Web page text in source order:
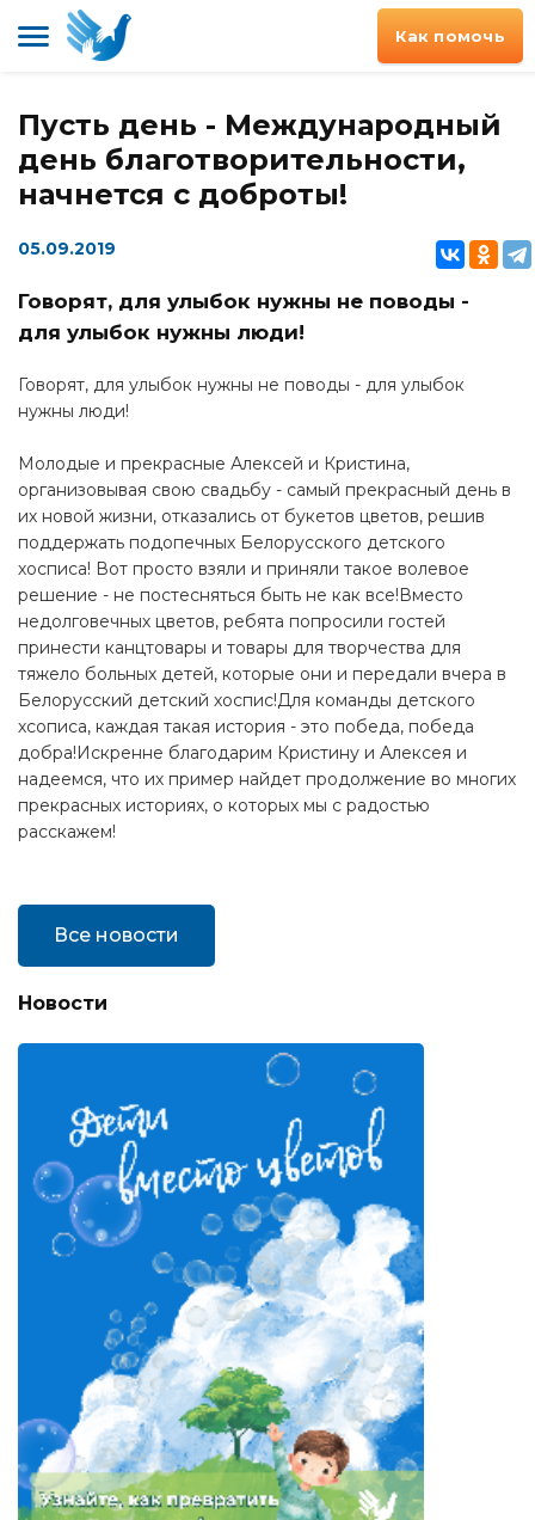
Как помочь
Пусть день - Международный
день благотворительности,
начнется с доброты!
05.09.2019
Говорят, для улыбок нужны не поводы -
для улыбок нужны люди!
Говорят, для улыбок нужны не поводы - для улыбок
нужны люди!
Молодые и прекрасные Алексей и Кристина,
организовывая свою свадьбу - самый прекрасный день в
их новой жизни, отказались от букетов цветов, решив
поддержать подопечных Белорусского детского
хосписа! Вот просто взяли и приняли такое волевое
решение - не постесняться быть не как все!Вместо
недолговечных цветов, ребята попросили гостей
принести канцтовары и товары для творчества для
тяжело больных детей, которые они и передали вчера в
Белорусский детский хоспис!Для команды детского
хсописа, каждая такая история - это победа, победа
добра!Искренне благодарим Кристину и Алексея и
надеемся, что их пример найдет продолжение во многих
прекрасных историях, о которых мы с радостью
расскажем!
Все новости
Новости